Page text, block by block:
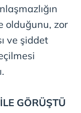
olduğunu, zor
ve şiddet
GÖRÜŞTÜ